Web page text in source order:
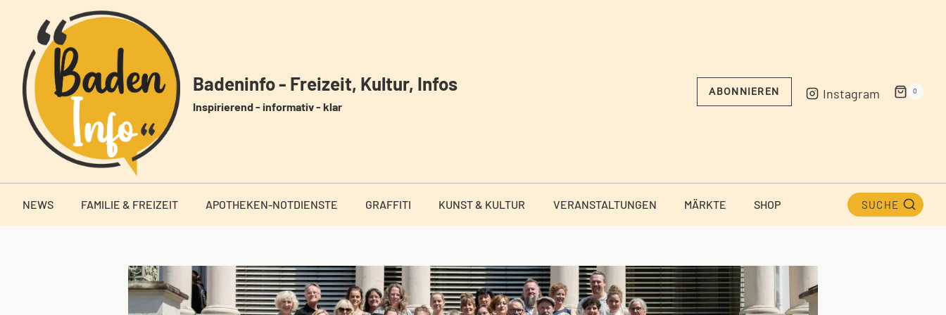
springen
Badeninfo - Freizeit, Kultur, Infos
Inspirierend - informativ - klar
ABONNIEREN Instagram 0
NEWS FAMILIE & FREIZEIT APOTHEKEN-NOTDIENSTE GRAFFITI KUNST & KULTUR VERANSTALTUNGEN MÄRKTE SHOP SUCHE